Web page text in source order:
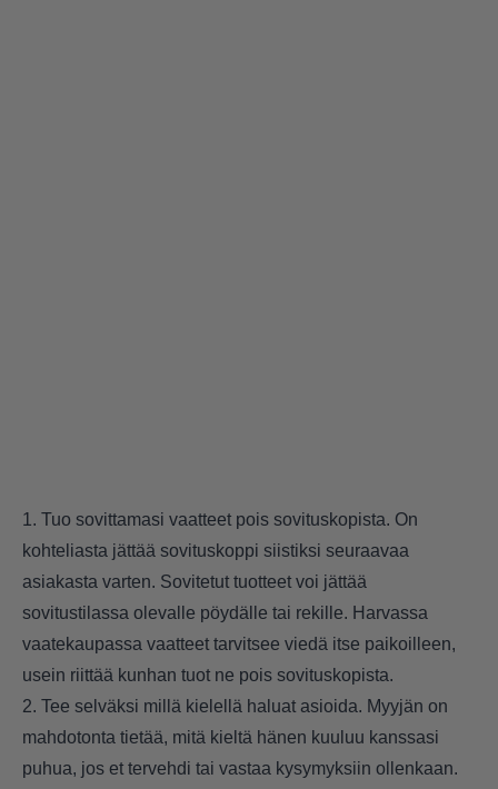
1. Tuo sovittamasi vaatteet pois sovituskopista. On
kohteliasta jättää sovituskoppi siistiksi seuraavaa
asiakasta varten. Sovitetut tuotteet voi jättää
sovitustilassa olevalle pöydälle tai rekille. Harvassa
vaatekaupassa vaatteet tarvitsee viedä itse paikoilleen,
usein riittää kunhan tuot ne pois sovituskopista.
2. Tee selväksi millä kielellä haluat asioida. Myyjän on
mahdotonta tietää, mitä kieltä hänen kuuluu kanssasi
puhua, jos et tervehdi tai vastaa kysymyksiin ollenkaan.